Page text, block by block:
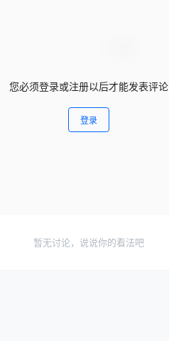
您必须登录或注册以后才能发表评论
登录
暂无讨论，说说你的看法吧